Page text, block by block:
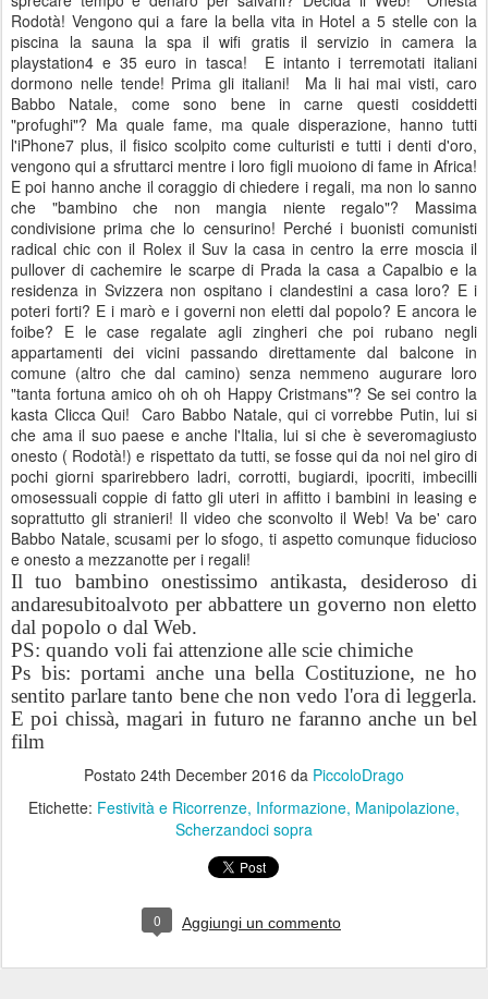
Rodotà! Vengono qui a fare la bella vita in Hotel a 5 stelle con la
piscina la sauna la spa il wifi gratis il servizio in camera la
playstation4 e 35 euro in tasca!
E intanto i terremotati italiani
dormono nelle tende! Prima gli italiani!
Ma li hai mai visti, caro
Babbo Natale, come sono bene in carne questi cosiddetti
"profughi"? Ma quale fame, ma quale disperazione, hanno tutti
l'iPhone7 plus, il fisico scolpito come culturisti e tutti i denti d'oro,
vengono qui a sfruttarci mentre i loro figli muoiono di fame in Africa!
E poi hanno anche il coraggio di chiedere i regali, ma non lo sanno
che "bambino che non mangia niente regalo"? Massima
condivisione prima che lo censurino! Perché i buonisti comunisti
radical chic con il Rolex il Suv la casa in centro la erre moscia il
pullover di cachemire le scarpe di Prada la casa a Capalbio e la
residenza in Svizzera non ospitano i clandestini a casa loro? E i
poteri forti? E i marò e i governi non eletti dal popolo? E ancora le
foibe? E le case regalate agli zingheri che poi rubano negli
appartamenti dei vicini passando direttamente dal balcone in
comune (altro che dal camino) senza nemmeno augurare loro
"tanta fortuna amico oh oh oh Happy Cristmans"? Se sei contro la
kasta Clicca Qui!
Caro Babbo Natale, qui ci vorrebbe Putin, lui si
che ama il suo paese e anche l'Italia, lui si che è severomagiusto
onesto ( Rodotà!) e rispettato da tutti, se fosse qui da noi nel giro di
pochi giorni sparirebbero ladri, corrotti, bugiardi, ipocriti, imbecilli
omosessuali coppie di fatto gli uteri in affitto i bambini in leasing e
soprattutto gli stranieri! Il video che sconvolto il Web! Va be' caro
Babbo Natale, scusami per lo sfogo, ti aspetto comunque fiducioso
e onesto a mezzanotte per i regali!
Il tuo bambino onestissimo antikasta, desideroso di
andaresubitoalvoto per abbattere un governo non eletto
dal popolo o dal Web.
PS: quando voli fai attenzione alle scie chimiche
Ps bis: portami anche una bella Costituzione, ne ho
sentito parlare tanto bene che non vedo l'ora di leggerla.
E poi chissà, magari in futuro ne faranno anche un bel
film
Postato 24th December 2016 da PiccoloDrago
Etichette: Festività e Ricorrenze Informazione Manipolazione
Scherzandoci sopra
0 Aggiungi un commento